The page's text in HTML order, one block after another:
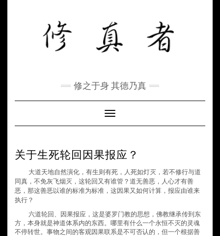
修之于身 其德乃真
Toggle Navigation
关于生死轮回因果报应？
大道天地自然演化，有生则有死，人死如灯灭，若不修行与道
同真，不免灰飞烟灭，这轮回又有谁管？道无善恶，人心才有善
恶，那这善恶以谁的标准为标准，这因果又如何计算，报应由谁来
执行？
六道轮回、因果报应，这是婆罗门教的思想，佛教继承传到东
方，本身就是神道体系内的东西。哪里有什么一个永恒不灭的灵魂
不停转世。事物之间的客观因果联系是不可否认的，但一个根据善